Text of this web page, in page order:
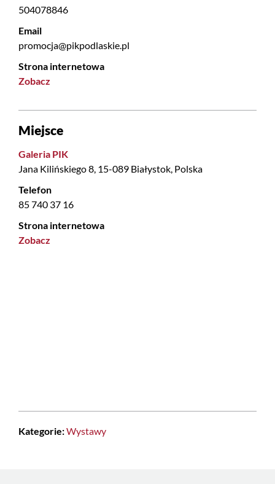
504078846
Email
promocja@pikpodlaskie.pl
Strona internetowa
Zobacz
Miejsce
Galeria PIK
Jana Kilińskiego 8, 15-089 Białystok, Polska
Telefon
85 740 37 16
Strona internetowa
Zobacz
Kategorie:Wystawy